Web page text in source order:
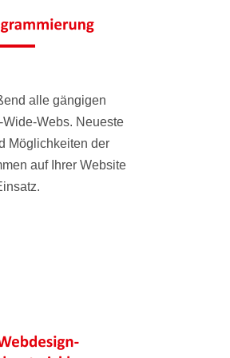
alle gängigen
Webs. Neueste
Möglichkeiten der
auf Ihrer Website